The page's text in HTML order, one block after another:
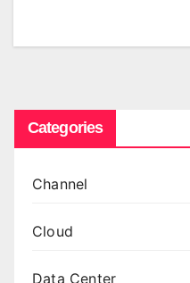
Categories
Channel
Cloud
Data Center